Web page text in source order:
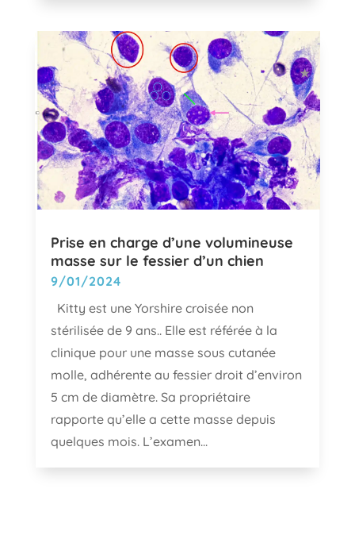
Prise en charge d’une volumineuse
masse sur le fessier d’un chien
9/01/2024
Kitty est une Yorshire croisée non
stérilisée de 9 ans.. Elle est référée à la
clinique pour une masse sous cutanée
molle, adhérente au fessier droit d’environ
5 cm de diamètre. Sa propriétaire
rapporte qu’elle a cette masse depuis
quelques mois. L’examen...